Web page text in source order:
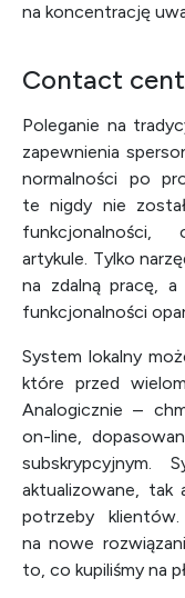
na koncentrację
Contact
Poleganie na
zapewnienia
normalności po
te nigdy nie
artykule. Tylko
na zdalną pracę, a
funkcjonalności
System lokalny
które przed
Analogicznie –
on-line,
aktualizowane, tak
potrzeby
na nowe
to, co kupiliśmy na